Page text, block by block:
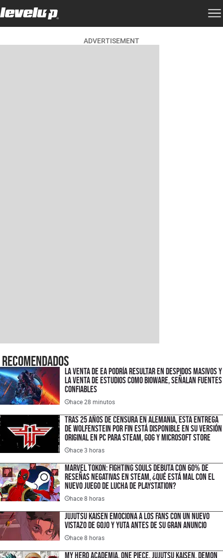
ADVERTISEMENT
Recomendados
La venta de EA podría resultar en despidos masivos y
la venta de estudios como BioWare, señalan fuentes
confiables
hace 28 minutos
Tras 25 años de censura en Alemania, esta entrega
de Wolfenstein por fin está disponible en su versión
original en PC para Steam, GOG y Microsoft Store
hace 3 horas
Marvel Tokon: Fighting Souls debuta con 60% de
reseñas negativas en Steam, ¿qué está mal con el
nuevo juego de lucha de PlayStation?
hace 8 horas
Jujutsu Kaisen emociona a los fans con un nuevo
vistazo de Gojo y Yuta antes de su gran anuncio
hace 8 horas
My Hero Academia, One Piece, Jujutsu Kaisen, Demon